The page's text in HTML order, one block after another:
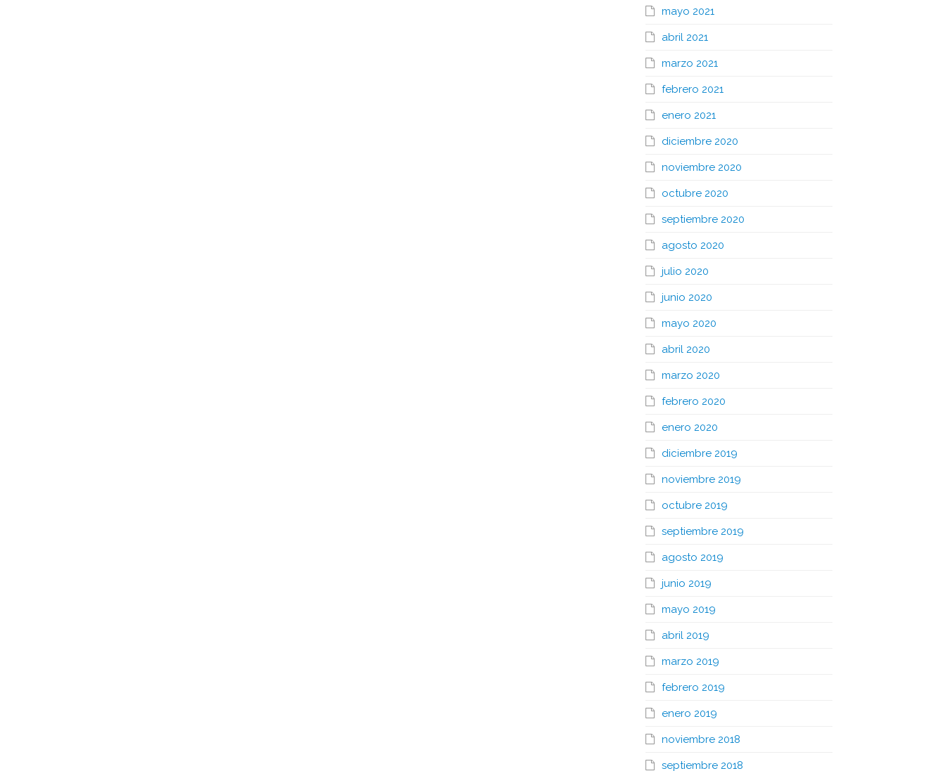
mayo 2021
abril 2021
marzo 2021
febrero 2021
enero 2021
diciembre 2020
noviembre 2020
octubre 2020
septiembre 2020
agosto 2020
julio 2020
junio 2020
mayo 2020
abril 2020
marzo 2020
febrero 2020
enero 2020
diciembre 2019
noviembre 2019
octubre 2019
septiembre 2019
agosto 2019
junio 2019
mayo 2019
abril 2019
marzo 2019
febrero 2019
enero 2019
noviembre 2018
septiembre 2018